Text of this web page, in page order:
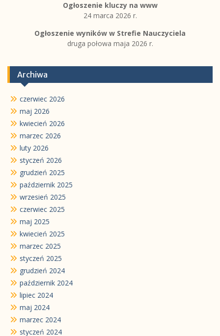
Ogłoszenie kluczy na www
24 marca 2026 r.
Ogłoszenie wyników w Strefie Nauczyciela
druga połowa maja 2026 r.
Archiwa
czerwiec 2026
maj 2026
kwiecień 2026
marzec 2026
luty 2026
styczeń 2026
grudzień 2025
październik 2025
wrzesień 2025
czerwiec 2025
maj 2025
kwiecień 2025
marzec 2025
styczeń 2025
grudzień 2024
październik 2024
lipiec 2024
maj 2024
marzec 2024
styczeń 2024